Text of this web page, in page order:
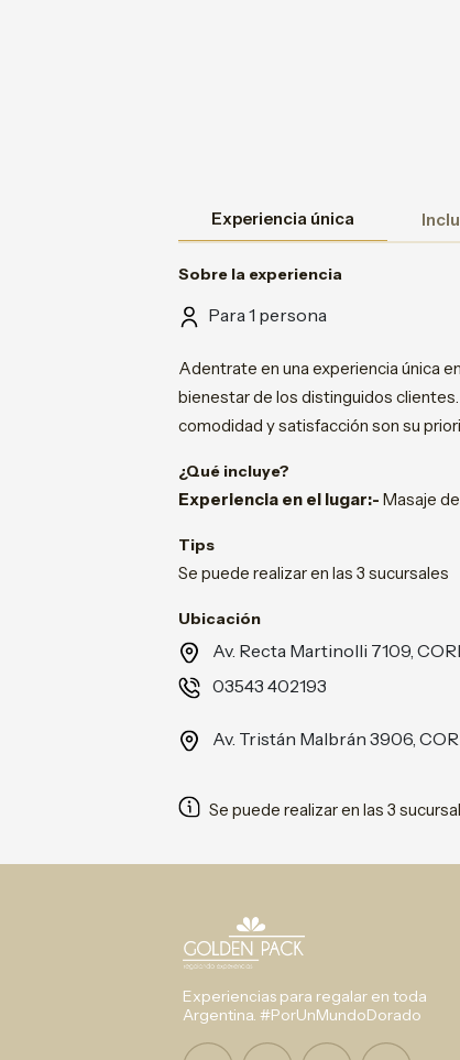
Experiencia única
Sobre la experiencia
Para 1 persona
Adentrate en una experiencia única
bienestar de los distinguidos
comodidad y satisfacción son su
¿Qué incluye?
Experiencia en el lugar:- Masaje
Tips
Se puede realizar en las 3 sucursales
Ubicación
Av. Recta Martinolli 7109,
03543 402193
Av. Tristán Malbrán 3906,
Se puede realizar en las 3
Experiencias para regalar en toda
Argentina. #PorUnMundoDorado